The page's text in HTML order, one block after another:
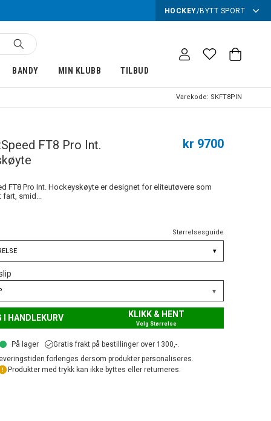
HOCKEY/BYTT SPORT
BANDY MIN KLUBB TILBUD
Varekode: SKFT8PIN
FT8 Pro Int.
kr 9700
FT8 Pro Int. Hockeyskøyte er designet for eliteutøvere som
fart, smid...
Størrelsesguide
▾
▾
I HANDLEKURV KLIKK & HENT
Velg Størrelse
På lager
Gratis frakt på bestillinger over 1300,-.
forlenges dersom produkter personaliseres.
Produkter med trykk kan ikke byttes eller returneres.